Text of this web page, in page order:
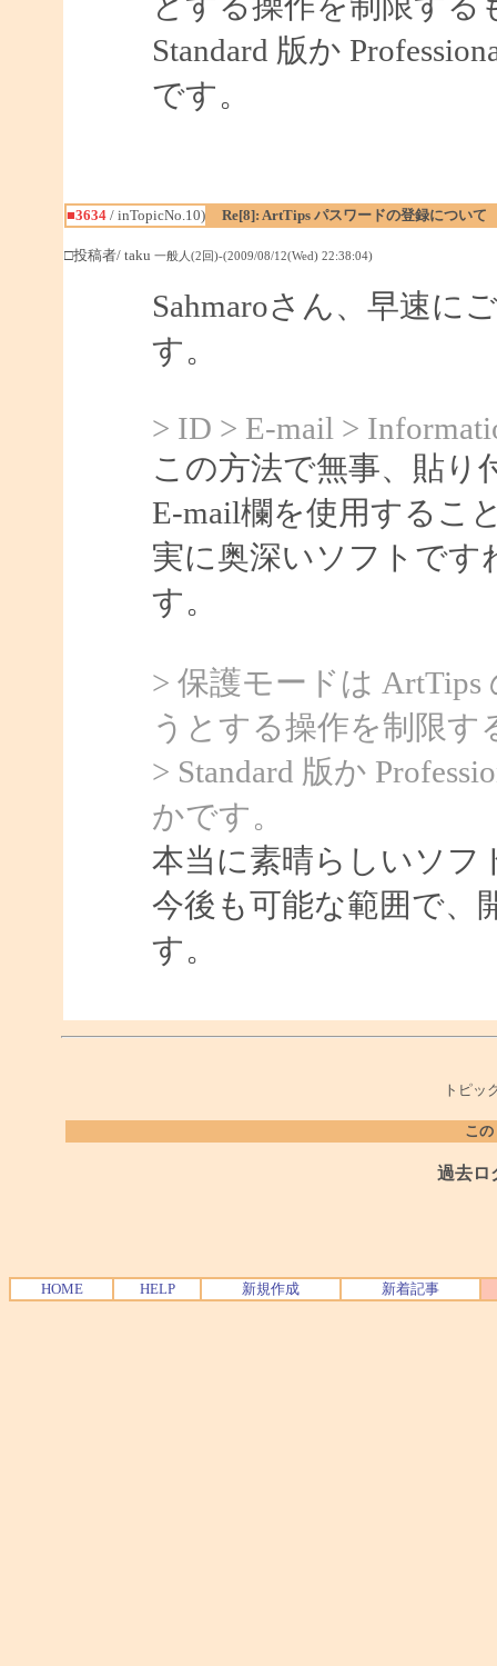
Standard 版か
です。
■3634/ inTopicNo.10) Re[8]: ArtTips パスワードの登録について
□投稿者/ taku 一般人(2回)-(2009/08/12(Wed) 22:38:04)
Sahmaroさん、早速に
す。
> ID > E-mail >
この方法で無事、貼り
E-mail欄を使用するこ
実に奥深いソフトです
す。
> 保護モードは
うとする操作を制限
> Standard 版か
かです。
本当に素晴らしいソフ
今後も可能な範囲で、
す。
トピッ
こ
過去ロ
HOME HELP 新規作成 新着記事